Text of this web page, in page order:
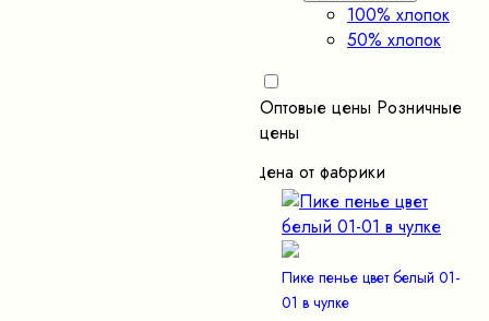
100% хлопок
50% хлопок
Оптовые цены Розничные
цены
Цена от фабрики
Пике пенье цвет белый 01-
01 в чулке